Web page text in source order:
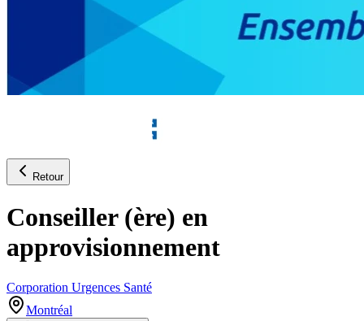
Retour
Conseiller (ère) en
approvisionnement
Corporation Urgences Santé
Montréal